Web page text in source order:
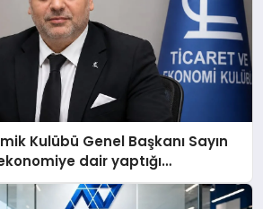
Kulübü Genel Başkanı Sayın
dair yaptığı
kaydetti: